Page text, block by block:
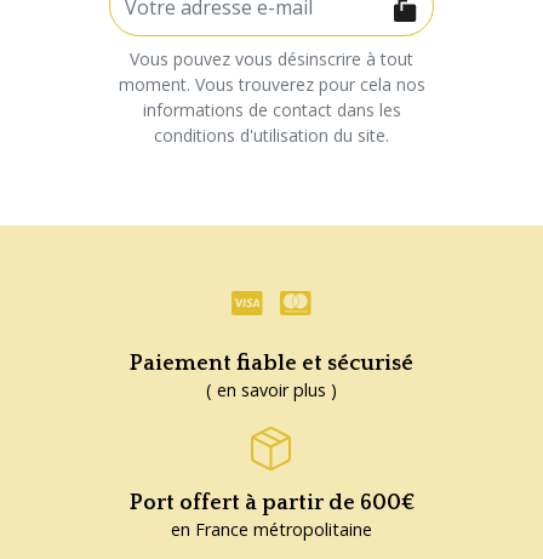
Vous pouvez vous désinscrire à tout
moment. Vous trouverez pour cela nos
informations de contact dans les
conditions d'utilisation du site.
Paiement fiable et sécurisé
( en savoir plus )
Port offert à partir de 600€
en France métropolitaine